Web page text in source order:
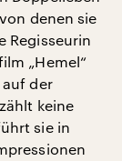
denen sie
Regisseurin
„Hemel“
auf der
keine
sie in